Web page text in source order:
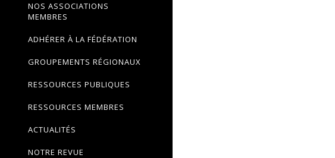
NOS ASSOCIATIONS
MEMBRES
ADHÉRER À LA FÉDÉRATION
GROUPEMENTS RÉGIONAUX
RESSOURCES PUBLIQUES
RESSOURCES MEMBRES
ACTUALITÉS
NOTRE REVUE